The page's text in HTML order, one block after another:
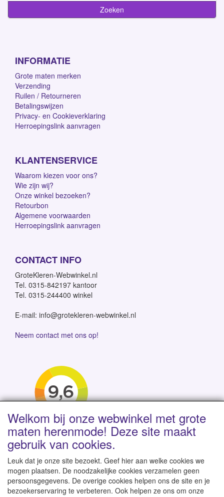
Zoeken
INFORMATIE
Grote maten merken
Verzending
Ruilen / Retourneren
Betalingswijzen
Privacy- en Cookieverklaring
Herroepingslink aanvragen
KLANTENSERVICE
Waarom kiezen voor ons?
Wie zijn wij?
Onze winkel bezoeken?
Retourbon
Algemene voorwaarden
Herroepingslink aanvragen
CONTACT INFO
GroteKleren-Webwinkel.nl
Tel. 0315-842197 kantoor
Tel. 0315-244400 winkel
E-mail: info@grotekleren-webwinkel.nl
Neem contact met ons op!
Levertijd 1-2 werkdagen | Vanaf € 95 gratis verzending
Welkom bij onze webwinkel met grote
maten herenmode! Deze site maakt
gebruik van cookies.
Leuk dat je onze site bezoekt. Geef hier aan welke cookies we
mogen plaatsen. De noodzakelijke cookies verzamelen geen
persoonsgegevens. De overige cookies helpen ons de site en je
bezoekerservaring te verbeteren. Ook helpen ze ons om onze